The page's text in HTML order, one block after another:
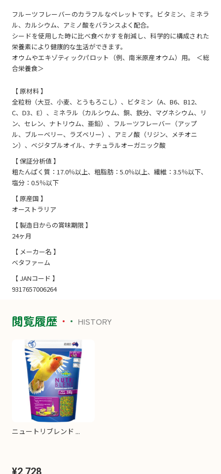
フルーツフレーバーのカラフルなペレットです。ビタミン、ミネラ
ル、カルシウム、アミノ酸をバランスよく配合。
シードを使用した時に比べ食べかすを削減し、科学的に構成された
栄養素により健康的な生活ができます。
オウムやエキゾティックパロット（例、南米原産オウム）用。 ＜総
合栄養食＞
【 原材料 】
全粒粉（大豆、小麦、とうもろこし）、ビタミン（A、B6、B12、
C、D3、E）、ミネラル（カルシウム、銅、鉄分、マグネシウム、リ
ン、セレン、ナトリウム、亜鉛）、フルーツフレーバー（アップ
ル、ブルーベリー、ラズベリー）、アミノ酸（リジン、メチオニ
ン）、ベジタブルオイル、ナチュラルオーガニック酸
【 保証分析値 】
粗たんぱく質：17.0％以上、粗脂肪：5.0％以上、繊維：3.5％以下、
塩分：0.5％以下
【 原産国 】
オーストラリア
【 製造日からの賞味期限 】
24ヶ月
【 メーカー名 】
ベタファーム
【 JANコード 】
9317657006264
閲覧履歴 HISTORY
ニュートリブレンド ...
¥2,728